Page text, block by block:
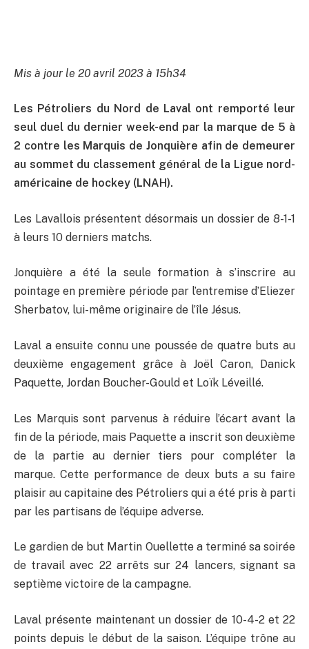
Mis à jour le 20 avril 2023 à 15h34
Les Pétroliers du Nord de Laval ont remporté leur
seul duel du dernier week-end par la marque de 5 à
2 contre les Marquis de Jonquière afin de demeurer
au sommet du classement général de la Ligue nord-
américaine de hockey (LNAH).
Les Lavallois présentent désormais un dossier de 8-1-1
à leurs 10 derniers matchs.
Jonquière a été la seule formation à s’inscrire au
pointage en première période par l’entremise d’Eliezer
Sherbatov, lui-même originaire de l’île Jésus.
Laval a ensuite connu une poussée de quatre buts au
deuxième engagement grâce à Joël Caron, Danick
Paquette, Jordan Boucher-Gould et Loïk Léveillé.
Les Marquis sont parvenus à réduire l’écart avant la
fin de la période, mais Paquette a inscrit son deuxième
de la partie au dernier tiers pour compléter la
marque. Cette performance de deux buts a su faire
plaisir au capitaine des Pétroliers qui a été pris à parti
par les partisans de l’équipe adverse.
Le gardien de but Martin Ouellette a terminé sa soirée
de travail avec 22 arrêts sur 24 lancers, signant sa
septième victoire de la campagne.
Laval présente maintenant un dossier de 10-4-2 et 22
points depuis le début de la saison. L’équipe trône au